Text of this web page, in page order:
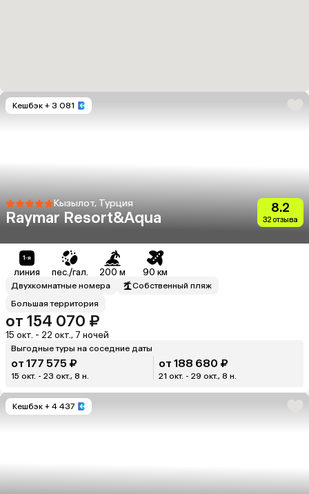
Кешбэк + 3 081
Кызылот, Турция
Raymar Resort&Aqua
8.2
32 отзыва
линия пес./гал. 200 м 90 км
Двухкомнатные номера
Собственный пляж
Большая территория
от 154 070 ₽
15 окт. - 22 окт., 7 ночей
Выгодные туры на соседние даты
от 177 575 ₽
15 окт. - 23 окт., 8 н.
от 188 680 ₽
21 окт. - 29 окт., 8 н.
Кешбэк + 4 437